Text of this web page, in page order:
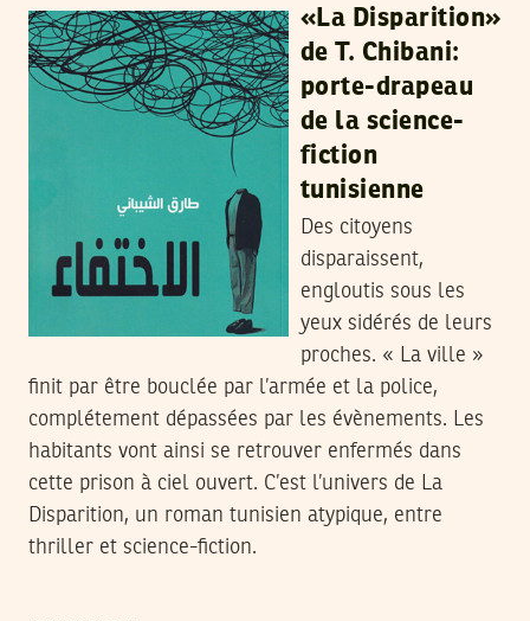
«La Disparition»
de T. Chibani:
porte-drapeau
de la science-
fiction
tunisienne
Des citoyens
disparaissent,
engloutis sous les
yeux sidérés de leurs
proches. « La ville »
finit par être bouclée par l’armée et la police,
complétement dépassées par les évènements. Les
habitants vont ainsi se retrouver enfermés dans
cette prison à ciel ouvert. C’est l’univers de La
Disparition, un roman tunisien atypique, entre
thriller et science-fiction.